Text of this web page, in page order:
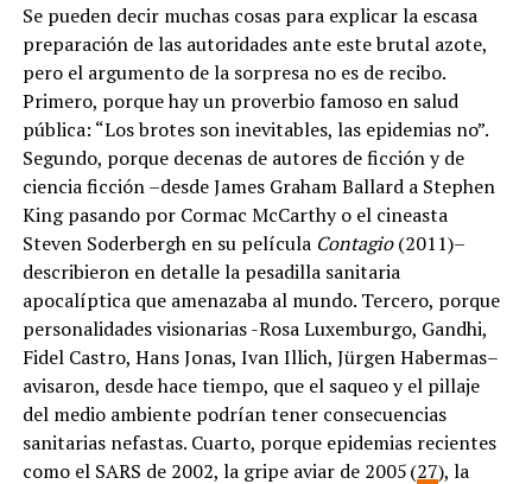
Se pueden decir muchas cosas para explicar la escasa
preparación de las autoridades ante este brutal azote,
pero el argumento de la sorpresa no es de recibo.
Primero, porque hay un proverbio famoso en salud
pública: “Los brotes son inevitables, las epidemias no”.
Segundo, porque decenas de autores de ficción y de
ciencia ficción –desde James Graham Ballard a Stephen
King pasando por Cormac McCarthy o el cineasta
Steven Soderbergh en su película Contagio(2011)–
describieron en detalle la pesadilla sanitaria
apocalíptica que amenazaba al mundo. Tercero, porque
personalidades visionarias -Rosa Luxemburgo, Gandhi,
Fidel Castro, Hans Jonas, Ivan Illich, Jürgen Habermas–
avisaron, desde hace tiempo, que el saqueo y el pillaje
del medio ambiente podrían tener consecuencias
sanitarias nefastas. Cuarto, porque epidemias recientes
como el SARS de 2002, la gripe aviar de 2005 (27), la